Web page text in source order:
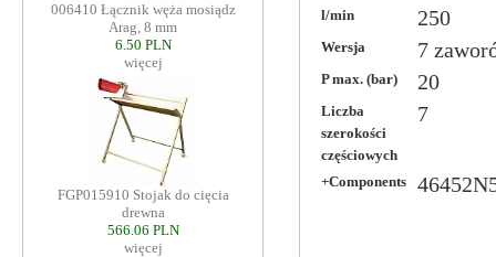
006410 Łącznik węża mosiądz
Arag, 8 mm
6.50 PLN
więcej
FGP015910 Stojak do cięcia
drewna
566.06 PLN
więcej
l/min 250
Wersja 7
P max. (bar) 20
Liczba
szerokości
częściowych
7
+Components